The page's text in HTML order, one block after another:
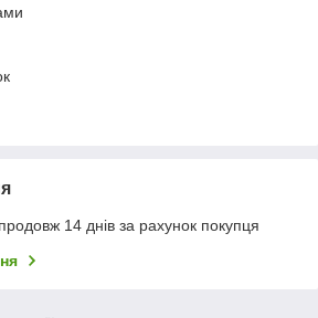
14 днів за рахунок покупця